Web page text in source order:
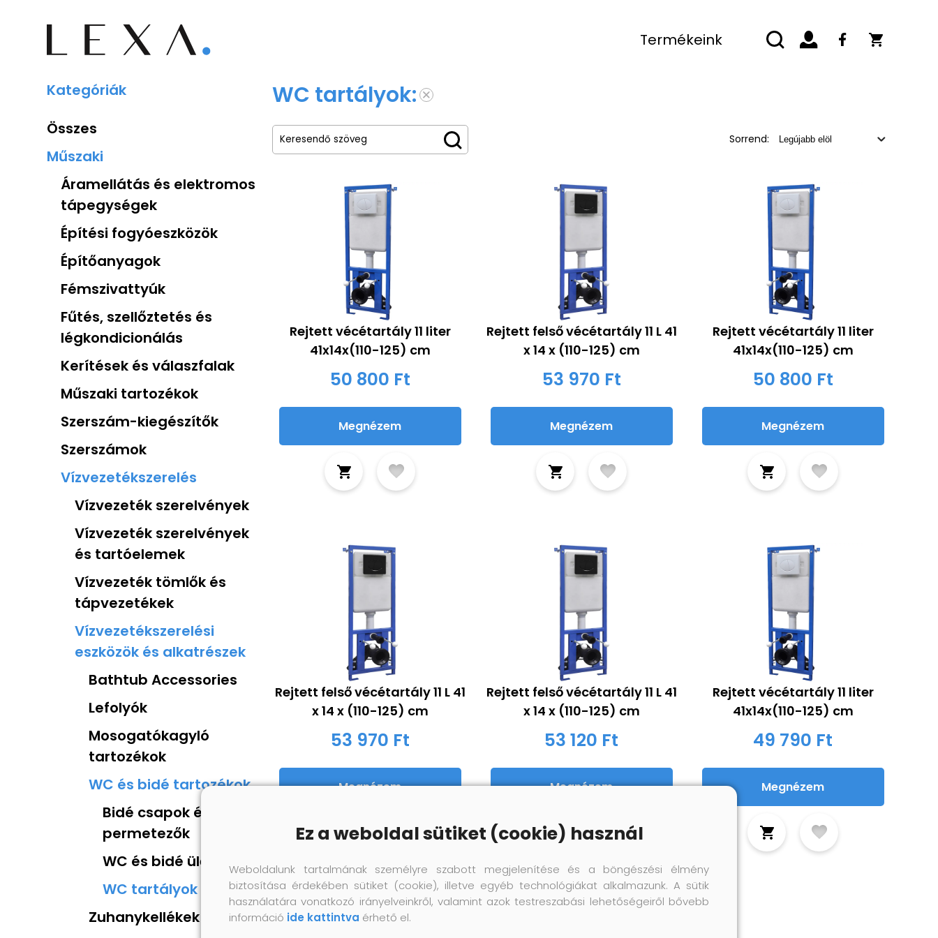
Termékeink
Kategóriák
Összes
Műszaki
Áramellátás és elektromos
tápegységek
Építési fogyóeszközök
Építőanyagok
Fémszivattyúk
Fűtés, szellőztetés és
légkondicionálás
Kerítések és válaszfalak
Műszaki tartozékok
Szerszám-kiegészítők
Szerszámok
Vízvezetékszerelés
Vízvezeték szerelvények
Vízvezeték szerelvények
és tartóelemek
Vízvezeték tömlők és
tápvezetékek
Vízvezetékszerelési
eszközök és alkatrészek
Bathtub Accessories
Lefolyók
Mosogatókagyló
tartozékok
WC és bidé tartozékok
Bidé csapok és
permetezők
WC és bidé ülőkék
WC tartályok
Zuhanykellékek
WC tartályok:
Sorrend:
Rejtett vécétartály 11 liter
41x14x(110-125) cm
50 800 Ft
Megnézem
Rejtett felső vécétartály 11 L 41
x 14 x (110-125) cm
53 970 Ft
Megnézem
Rejtett vécétartály 11 liter
41x14x(110-125) cm
50 800 Ft
Megnézem
Rejtett felső vécétartály 11 L 41
x 14 x (110-125) cm
53 970 Ft
Megnézem
Rejtett felső vécétartály 11 L 41
x 14 x (110-125) cm
53 120 Ft
Megnézem
Rejtett vécétartály 11 liter
41x14x(110-125) cm
49 790 Ft
Megnézem
Ez a weboldal sütiket (cookie) használ
Weboldalunk tartalmának személyre szabott megjelenítése és a böngészési élmény
biztosítása érdekében sütiket (cookie), illetve egyéb technológiákat alkalmazunk. A sütik
használatára vonatkozó irányelveinkről, valamint azok testreszabási lehetőségeiről bővebb
információ ide kattintva érhető el.